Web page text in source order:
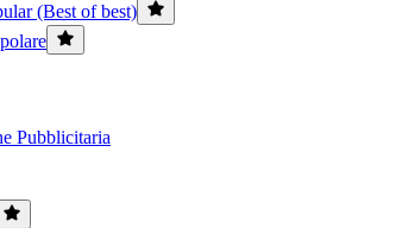
(Best of best)
Pubblicitaria